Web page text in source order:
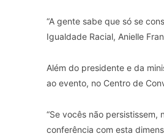
“A gente sabe que só se
Igualdade Racial, Anielle
Além do presidente e da
ao evento, no Centro de
“Se vocês não
conferência com esta